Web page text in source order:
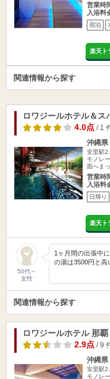
営業時
入浴料
宿泊
楽天ト
関連情報から探す
ロワジールホテル＆ス
4.0点/ 1
沖縄県
安里駅
モノレ
面へま
営業時
入浴料
日帰り
楽天ト
50代～
女性
1ヶ月間の出張中
の湯は3500円と高
関連情報から探す
ロワジールホテル 那覇
2.9点/ 9
沖縄県
安里駅
モノレ